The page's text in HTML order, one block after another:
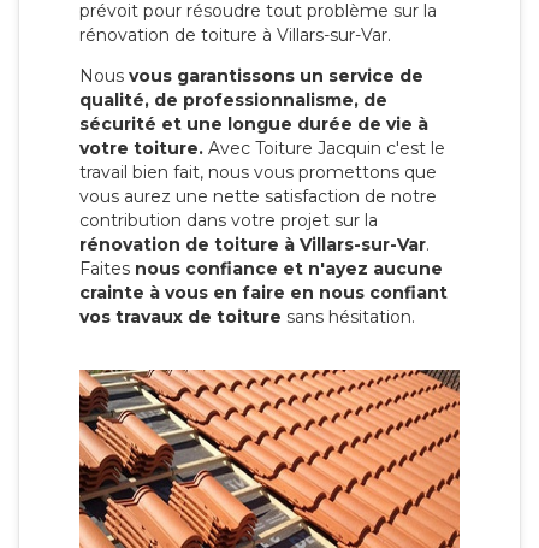
prévoit pour résoudre tout problème sur la
rénovation de toiture à Villars-sur-Var.
Nous vous garantissons un service de
qualité, de professionnalisme, de
sécurité et une longue durée de vie à
votre toiture. Avec Toiture Jacquin c'est le
travail bien fait, nous vous promettons que
vous aurez une nette satisfaction de notre
contribution dans votre projet sur la
rénovation de toiture à Villars-sur-Var.
Faites nous confiance et n'ayez aucune
crainte à vous en faire en nous confiant
vos travaux de toiture sans hésitation.